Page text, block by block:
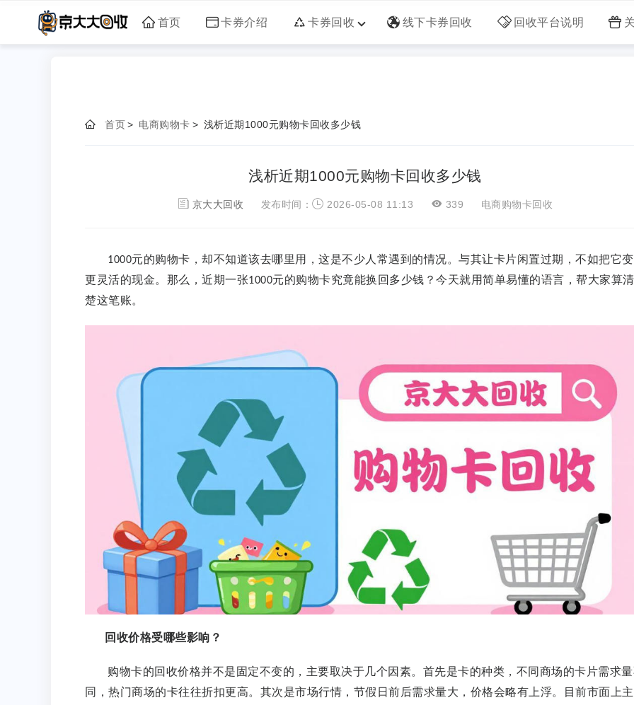
首页 卡券介绍 卡券回收 线下卡券回收 回收平台说明
首页> 电商购物卡 > 浅析近期1000元购物卡回收多少钱
浅析近期1000元购物卡回收多少钱
京大大回收 发布时间： 2026-05-08 11:13 339 电商购物卡回收
1000元的购物卡，却不知道该去哪里用，这是不少人常遇到的情况。与其让卡片闲置过期，不如把它
更灵活的现金。那么，近期一张1000元的购物卡究竟能换回多少钱？今天就用简单易懂的语言，帮大家算清
楚这笔账。
回收价格受哪些影响？
购物卡的回收价格并不是固定不变的，主要取决于几个因素。首先是卡的种类，不同商场的卡片需求
同，热门商场的卡往往折扣更高。其次是市场行情，节假日前后需求量大，价格会略有上浮。目前市面上